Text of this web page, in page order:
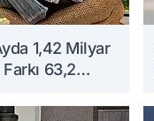
1,42 Milyar
63,2